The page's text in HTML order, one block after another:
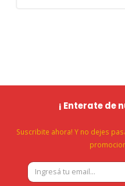
¡ Enterate de
Suscribite ahora! Y no dejes